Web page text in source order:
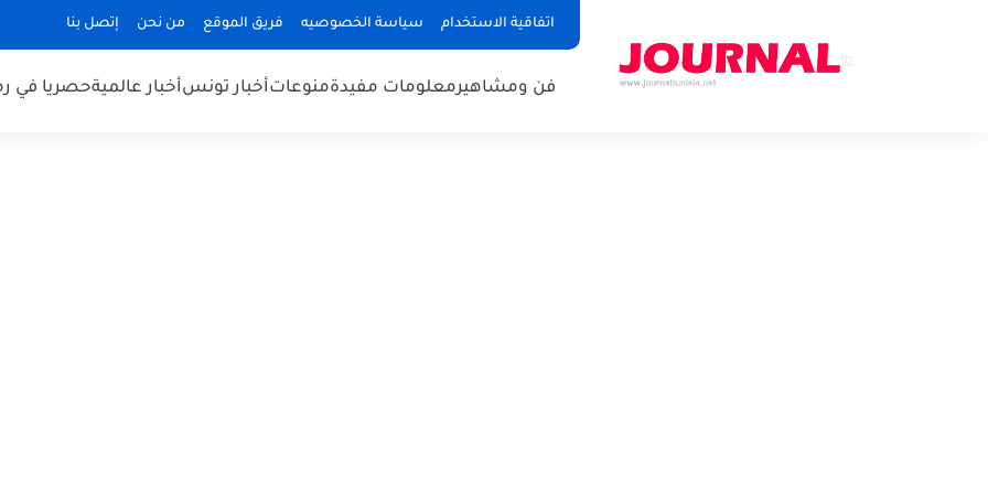
اتفاقية الاستخدام سياسة الخصوصيه فريق الموقع من نحن إتصل بنا
فن ومشاهيرمعلومات مفيدةمنوعاتأخبار تونسأخبار عالميةحصريا في